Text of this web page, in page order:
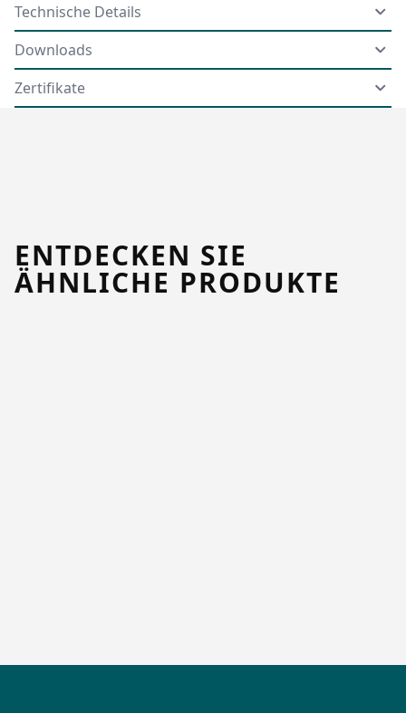
Technische Details
Downloads
Zertifikate
ENTDECKEN SIE
ÄHNLICHE PRODUKTE